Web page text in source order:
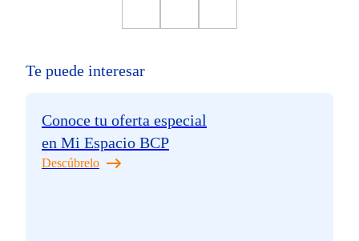
Te puede interesar
Conoce tu oferta especial
en Mi Espacio BCP
Descúbrelo